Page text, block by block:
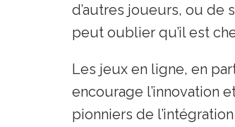
d’autres joueurs, ou de
peut oublier qu’il est
Les jeux en ligne, en
encourage l’innovation
pionniers de